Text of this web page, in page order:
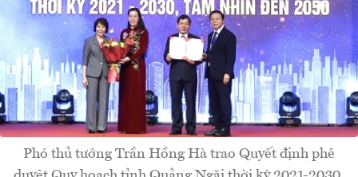
Phó thủ tướng Trần Hồng Hà trao Quyết định phê